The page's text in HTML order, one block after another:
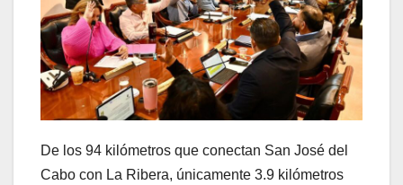
De los 94 kilómetros que conectan San José del
Cabo con La Ribera, únicamente 3.9 kilómetros